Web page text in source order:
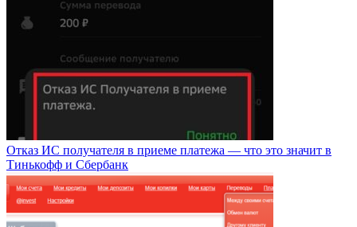
Отказ ИС получателя в приеме платежа — что это значит в
Тинькофф и Сбербанк